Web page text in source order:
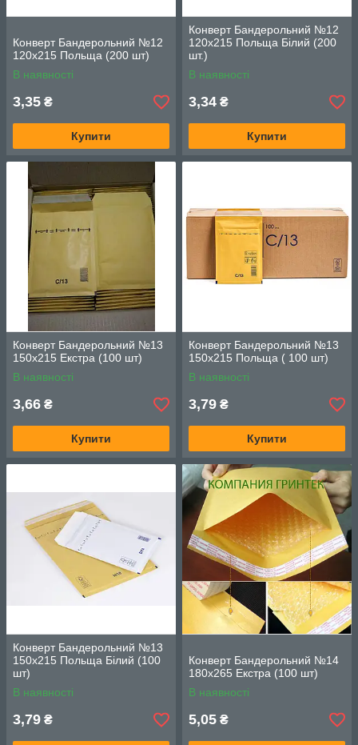
Конверт Бандерольний №12
120х215 Польща (200 шт)
В наявності
3,35 ₴
Купити
Конверт Бандерольний №12
120х215 Польща Білий (200
шт.)
В наявності
3,34 ₴
Купити
Конверт Бандерольний №13
150х215 Екстра (100 шт)
В наявності
3,66 ₴
Купити
Конверт Бандерольний №13
150х215 Польща ( 100 шт)
В наявності
3,79 ₴
Купити
Конверт Бандерольний №13
150х215 Польща Білий (100
шт)
В наявності
3,79 ₴
Конверт Бандерольний №14
180х265 Екстра (100 шт)
В наявності
5,05 ₴